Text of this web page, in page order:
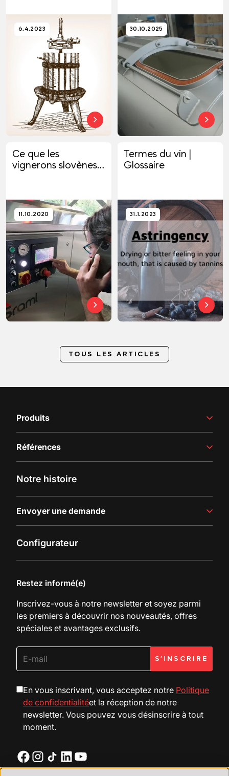
6.4.2023 30.10.2025
Ce que les
vignerons slovènes
11.10.2020
Termes du vin |
Glossaire
31.1.2023
TOUS LES ARTICLES
Produits
Production de jus
Lignes de remplissage
Références
Dernières actualités
Notre histoire
Envoyer une demande
Demande de documentation
Configurateur
Restez informé(e)
Inscrivez-vous à notre newsletter et soyez parmi
les premiers à découvrir nos nouveautés, offres
spéciales et avantages exclusifs.
En vous inscrivant, vous acceptez notre Politique
de confidentialitéet la réception de notre
newsletter. Vous pouvez vous désinscrire à tout
moment.